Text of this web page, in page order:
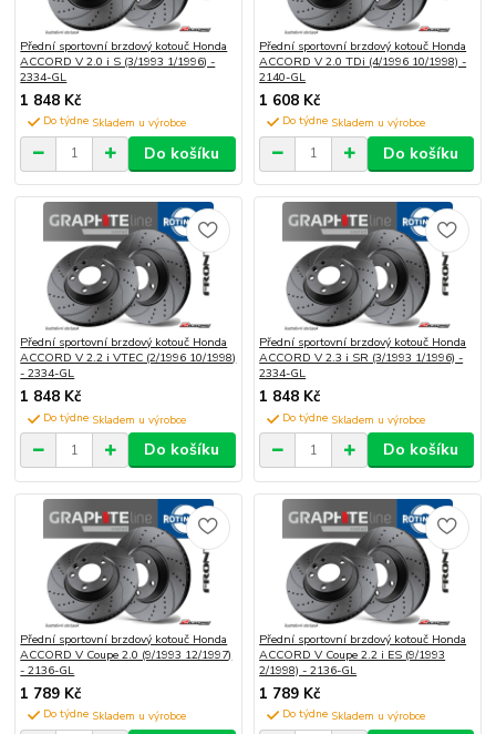
Přední sportovní brzdový kotouč Honda
ACCORD V 2.0 i S (3/1993 1/1996) -
2334-GL
1 848 Kč
Do týdne
Do košíku
Přední sportovní brzdový kotouč Honda
ACCORD V 2.0 TDi (4/1996 10/1998) -
2140-GL
1 608 Kč
Do týdne
Do košíku
Přední sportovní brzdový kotouč Honda
ACCORD V 2.2 i VTEC (2/1996 10/1998)
- 2334-GL
1 848 Kč
Do týdne
Do košíku
Přední sportovní brzdový kotouč Honda
ACCORD V 2.3 i SR (3/1993 1/1996) -
2334-GL
1 848 Kč
Do týdne
Do košíku
Přední sportovní brzdový kotouč Honda
ACCORD V Coupe 2.0 (9/1993 12/1997)
- 2136-GL
1 789 Kč
Do týdne
Přední sportovní brzdový kotouč Honda
ACCORD V Coupe 2.2 i ES (9/1993
2/1998) - 2136-GL
1 789 Kč
Do týdne